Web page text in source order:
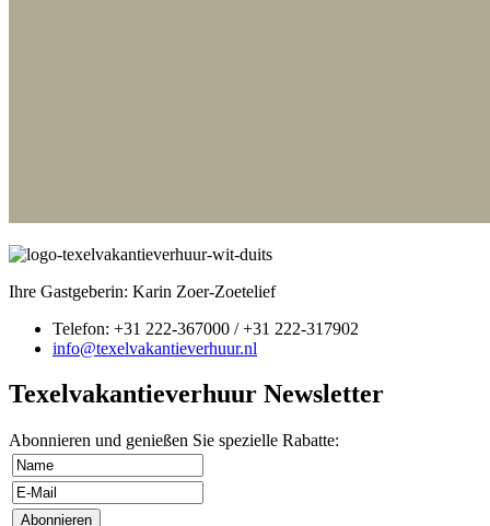
Ihre Gastgeberin: Karin Zoer-Zoetelief
Telefon: +31 222-367000 / +31 222-317902
info@texelvakantieverhuur.nl
Texelvakantieverhuur Newsletter
Abonnieren und genießen Sie spezielle Rabatte: